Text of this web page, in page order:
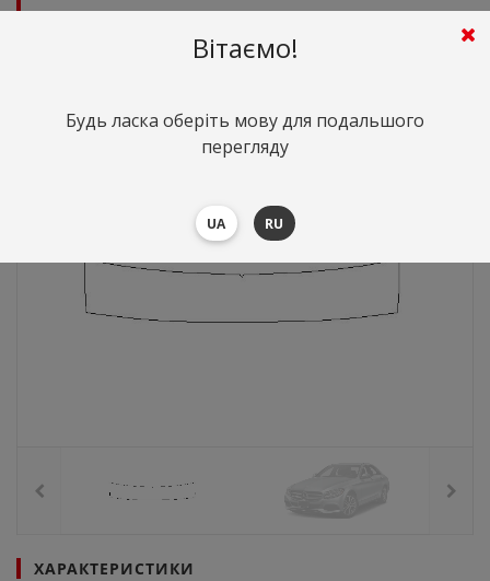
грн.($16.14)
ХАРАКТЕРИСТИКИ
Вітаємо!
Будь ласка оберіть мову для подальшого
перегляду
UA RU